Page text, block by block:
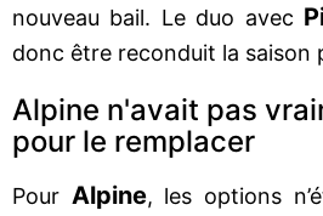
nouveau bail. Le duo avec
donc être reconduit la saison
Alpine n'avait pas
pour le remplacer
Pour Alpine, les options